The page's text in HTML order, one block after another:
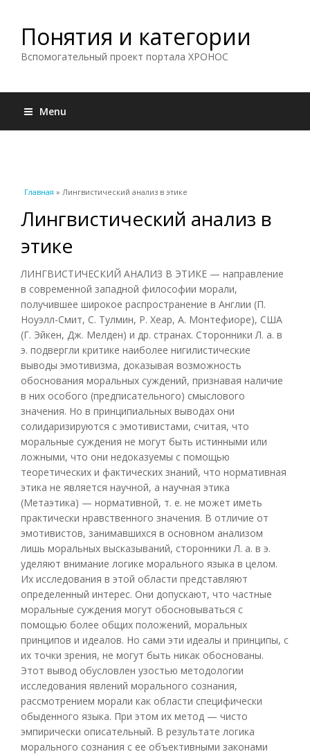
Понятия и категории
Вспомогательный проект портала ХРОНОС
Menu
Вы здесь
Главная » Лингвистический анализ в этике
Лингвистический анализ в
этике
ЛИНГВИСТИЧЕСКИЙ АНАЛИЗ В ЭТИКЕ — направление
в современной западной философии морали,
получившее широкое распространение в Англии (П.
Ноуэлл-Смит, С. Тулмин, Р. Хеар, А. Монтефиоре), США
(Г. Эйкен, Дж. Мелден) и др. странах. Сторонники Л. а. в
э. подвергли критике наиболее нигилистические
выводы эмотивизма, доказывая возможность
обоснования моральных суждений, признавая наличие
в них особого (предписательного) смыслового
значения. Но в принципиальных выводах они
солидаризируются с эмотивистами, считая, что
моральные суждения не могут быть истинными или
ложными, что они недоказуемы с помощью
теоретических и фактических знаний, что нормативная
этика не является научной, а научная этика
(Метаэтика) — нормативной, т. е. не может иметь
практически нравственного значения. В отличие от
эмотивистов, занимавшихся в основном анализом
лишь моральных высказываний, сторонники Л. а. в э.
уделяют внимание логике морального языка в целом.
Их исследования в этой области представляют
определенный интерес. Они допускают, что частные
моральные суждения могут обосновываться с
помощью более общих положений, моральных
принципов и идеалов. Но сами эти идеалы и принципы, с
их точки зрения, не могут быть никак обоснованы.
Этот вывод обусловлен узостью методологии
исследования явлений морального сознания,
рассмотрением морали как области специфически
обыденного языка. При этом их метод — чисто
эмпирически описательный. В результате логика
морального сознания с ее объективными законами